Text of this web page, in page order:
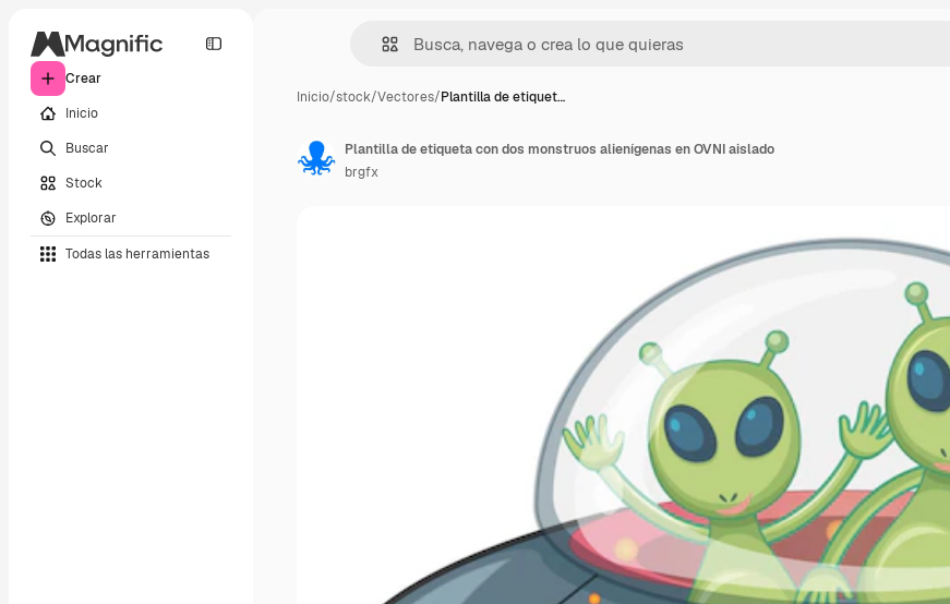
Crear
Inicio
Buscar
Stock
Explorar
Todas las herramientas
Inicio/stock/Vectores/Plantilla de etiquet…
Plantilla de etiqueta con dos monstruos alienígenas en OVNI aislado
brgfx